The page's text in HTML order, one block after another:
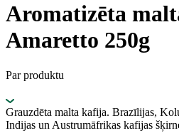
Aromatizēta
Amaretto 250g
Par produktu
Grauzdēta malta kafija. Brazīlijas,
Indijas un Austrumāfrikas kafijas